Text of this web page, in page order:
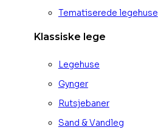
Tematiserede legehuse
Klassiske lege
Legehuse
Gynger
Rutsjebaner
Sand & Vandleg